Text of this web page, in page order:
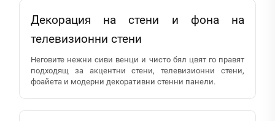
Декорация на стени и фона на
телевизионни стени
Неговите нежни сиви венци и чисто бял цвят го правят
подходящ за акцентни стени, телевизионни стени,
фоайета и модерни декоративни стенни панели.